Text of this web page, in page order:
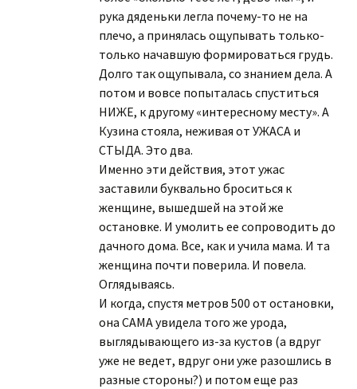
рука дяденьки легла почему-то не на
плечо, а принялась ощупывать только-
только начавшую формироваться грудь.
Долго так ощупывала, со знанием дела. А
потом и вовсе попыталась спуститься
НИЖЕ, к другому «интересному месту». А
Кузина стояла, неживая от УЖАСА и
СТЫДА. Это два.
Именно эти действия, этот ужас
заставили буквально броситься к
женщине, вышедшей на этой же
остановке. И умолить ее сопроводить до
дачного дома. Все, как и учила мама. И та
женщина почти поверила. И повела.
Оглядываясь.
И когда, спустя метров 500 от остановки,
она САМА увидела того же урода,
выглядывающего из-за кустов (а вдруг
уже не ведет, вдруг они уже разошлись в
разные стороны?) и потом еще раз